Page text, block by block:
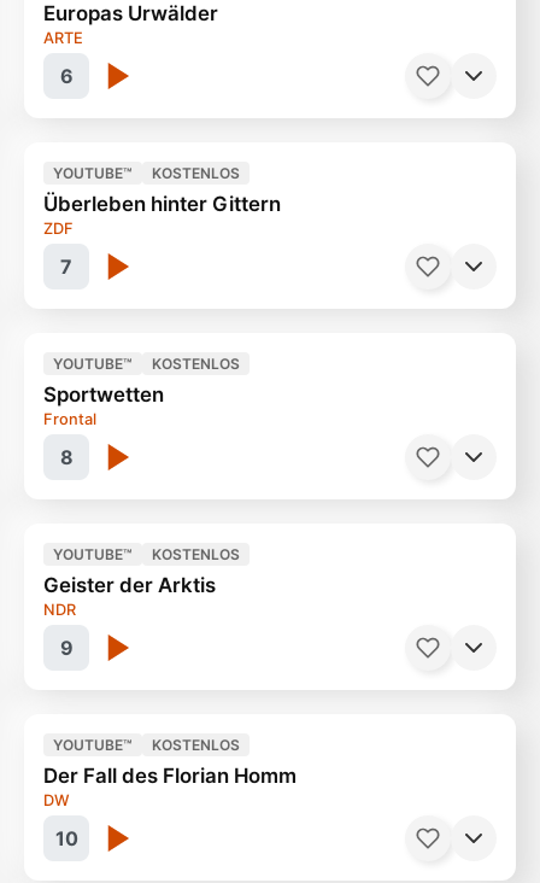
Eine bewegende Geschichte
6
Europas Urwälder
ARTE
Ein Schatz der Natur
7
YOUTUBE™ KOSTENLOS
Überleben hinter Gittern
ZDF
Im Gefängnis der Philippinen
8
YOUTUBE™ KOSTENLOS
Sportwetten
Frontal
Das schnelle Geld
9
YOUTUBE™ KOSTENLOS
Geister der Arktis
NDR
Das Geheimnis der Eishaie
10
YOUTUBE™ KOSTENLOS
Der Fall des Florian Homm
DW